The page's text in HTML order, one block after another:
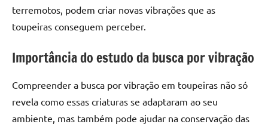
terremotos, podem criar novas vibrações que as
toupeiras conseguem perceber.
Importância do estudo da busca por vibração
Compreender a busca por vibração em toupeiras não só
revela como essas criaturas se adaptaram ao seu
ambiente, mas também pode ajudar na conservação das